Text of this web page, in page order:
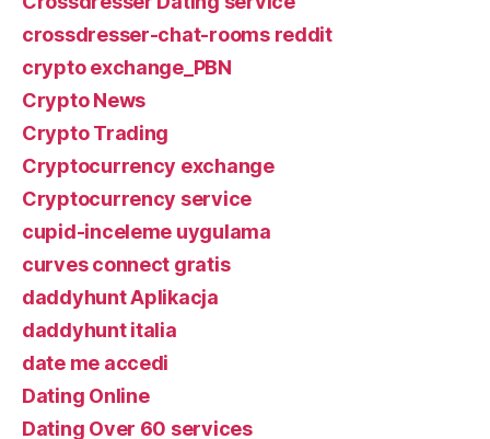
crossdresser-chat-rooms reddit
crypto exchange_PBN
Crypto News
Crypto Trading
Cryptocurrency exchange
Cryptocurrency service
cupid-inceleme uygulama
curves connect gratis
daddyhunt Aplikacja
daddyhunt italia
date me accedi
Dating Online
Dating Over 60 services